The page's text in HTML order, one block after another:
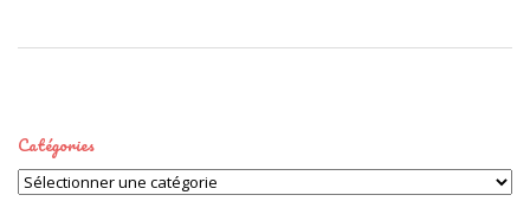
Catégories
Catégories